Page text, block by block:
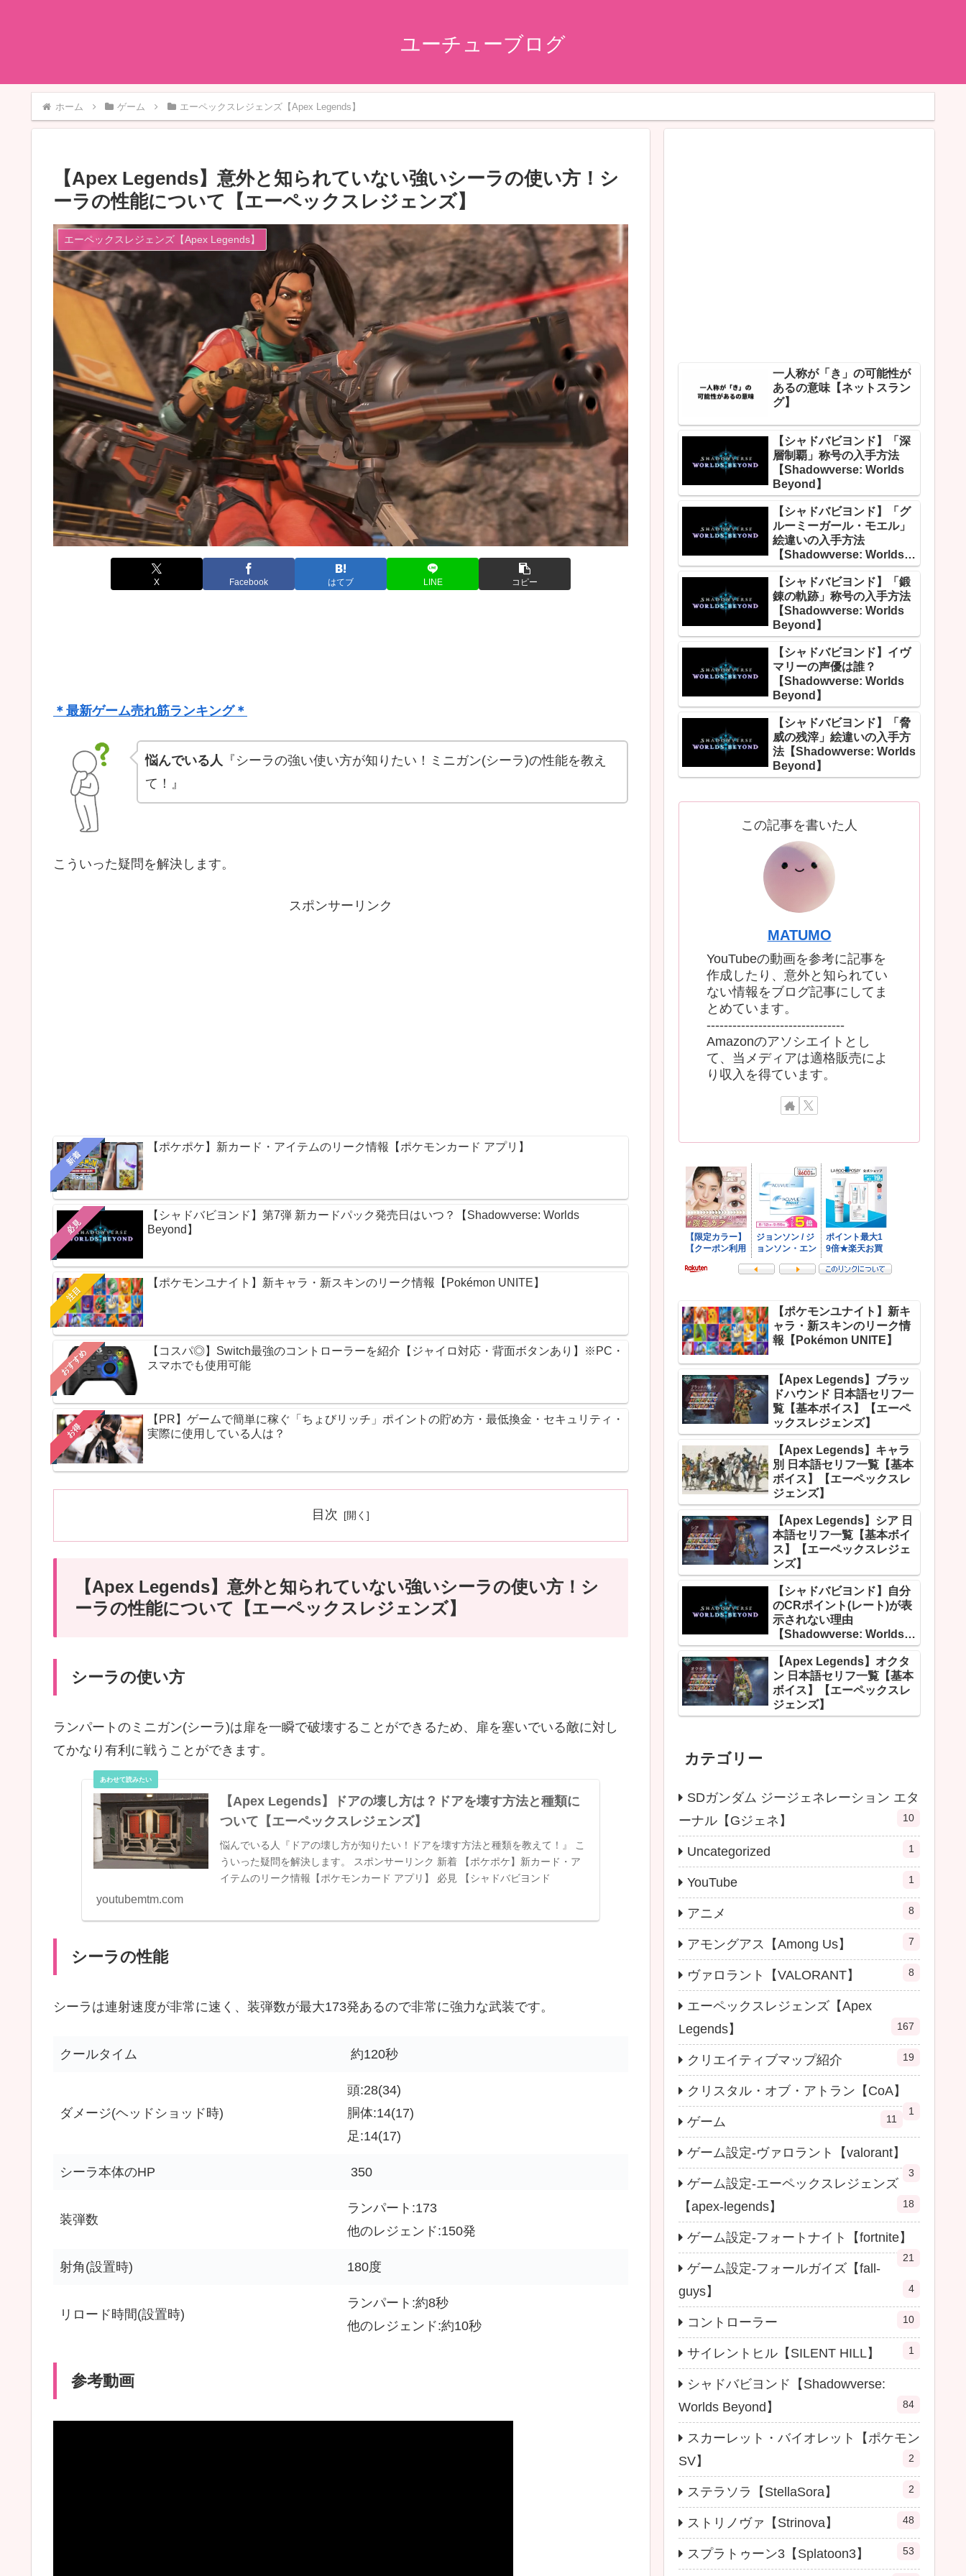
ユーチューブログ
ホーム ゲーム エーペックスレジェンズ【Apex Legends】
【Apex Legends】意外と知られていない強いシーラの使い方！シ
ーラの性能について【エーペックスレジェンズ】
エーペックスレジェンズ【Apex Legends】
X Facebook はてブ LINE コピー
＊最新ゲーム売れ筋ランキング＊
悩んでいる人 『シーラの強い使い方が知りたい！ミニガン(シーラ)の性能を教え
て！』
こういった疑問を解決します。
スポンサーリンク
新着
【ポケポケ】新カード・アイテムのリーク情報【ポケモンカード アプリ】
必見
【シャドバビヨンド】第7弾 新カードパック発売日はいつ？【Shadowverse: Worlds
Beyond】
注目
【ポケモンユナイト】新キャラ・新スキンのリーク情報【Pokémon UNITE】
おすすめ
【コスパ◎】Switch最強のコントローラーを紹介【ジャイロ対応・背面ボタンあり】※PC・
スマホでも使用可能
お得
【PR】ゲームで簡単に稼ぐ「ちょびリッチ」ポイントの貯め方・最低換金・セキュリティ・
実際に使用している人は？
目次
【Apex Legends】意外と知られていない強いシーラの使い方！シ
ーラの性能について【エーペックスレジェンズ】
シーラの使い方
ランパートのミニガン(シーラ)は扉を一瞬で破壊することができるため、扉を塞いでいる敵に対し
てかなり有利に戦うことができます。
【Apex Legends】ドアの壊し方は？ドアを壊す方法と種類に
ついて【エーペックスレジェンズ】
悩んでいる人『ドアの壊し方が知りたい！ドアを壊す方法と種類を教えて！』 こ
ういった疑問を解決します。 スポンサーリンク 新着 【ポケポケ】新カード・ア
イテムのリーク情報【ポケモンカード アプリ】 必見 【シャドバビヨンド
youtubemtm.com
シーラの性能
シーラは連射速度が非常に速く、装弾数が最大173発あるので非常に強力な武装です。
クールタイム 約120秒
ダメージ(ヘッドショッド時)
頭:28(34)
胴体:14(17)
足:14(17)
シーラ本体のHP 350
装弾数
ランパート:173
他のレジェンド:150発
射角(設置時) 180度
リロード時間(設置時)
ランパート:約8秒
他のレジェンド:約10秒
参考動画
一人称が「き」の可能性が
あるの意味【ネットスラン
グ】
【シャドバビヨンド】「深
層制覇」称号の入手方法
【Shadowverse: Worlds
Beyond】
【シャドバビヨンド】「グ
ルーミーガール・モエル」
絵違いの入手方法
【Shadowverse: Worlds
Beyond】
【シャドバビヨンド】「鍛
錬の軌跡」称号の入手方法
【Shadowverse: Worlds
Beyond】
【シャドバビヨンド】イヴ
マリーの声優は誰？
【Shadowverse: Worlds
Beyond】
【シャドバビヨンド】「脅
威の残滓」絵違いの入手方
法【Shadowverse: Worlds
Beyond】
この記事を書いた人
MATUMO
YouTubeの動画を参考に記事を
作成したり、意外と知られてい
ない情報をブログ記事にしてま
とめています。
--------------------------------
Amazonのアソシエイトとし
て、当メディアは適格販売によ
り収入を得ています。
【ポケモンユナイト】新キ
ャラ・新スキンのリーク情
報【Pokémon UNITE】
【Apex Legends】ブラッ
ドハウンド 日本語セリフ一
覧【基本ボイス】【エーペ
ックスレジェンズ】
【Apex Legends】キャラ
別 日本語セリフ一覧【基本
ボイス】【エーペックスレ
ジェンズ】
【Apex Legends】シア 日
本語セリフ一覧【基本ボイ
ス】【エーペックスレジェ
ンズ】
【シャドバビヨンド】自分
のCRポイント(レート)が表
示されない理由
【Shadowverse: Worlds
Beyond】
【Apex Legends】オクタ
ン 日本語セリフ一覧【基本
ボイス】【エーペックスレ
ジェンズ】
カテゴリー
SDガンダム ジージェネレーション エタ
ーナル【Gジェネ】
10
Uncategorized 1
YouTube 1
アニメ 8
アモングアス【Among Us】 7
ヴァロラント【VALORANT】 8
エーペックスレジェンズ【Apex
Legends】
167
クリエイティブマップ紹介 19
クリスタル・オブ・アトラン【CoA】
1
ゲーム 11
ゲーム設定-ヴァロラント【valorant】
3
ゲーム設定-エーペックスレジェンズ
【apex-legends】
18
ゲーム設定-フォートナイト【fortnite】
21
ゲーム設定-フォールガイズ【fall-
guys】
4
コントローラー 10
サイレントヒル【SILENT HILL】 1
シャドバビヨンド【Shadowverse:
Worlds Beyond】
84
スカーレット・バイオレット【ポケモン
SV】
2
ステラソラ【StellaSora】 2
ストリノヴァ【Strinova】 48
スプラトゥーン3【Splatoon3】 53